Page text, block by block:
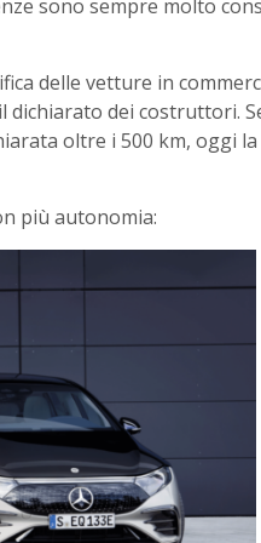
sono sempre molto
delle vetture in
dei costruttori.
oltre i 500 km, oggi
più autonomia: